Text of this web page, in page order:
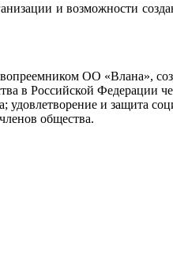
и возможности
ОО «Влана»,
в Российской Федерации
удовлетворение и защита
общества.